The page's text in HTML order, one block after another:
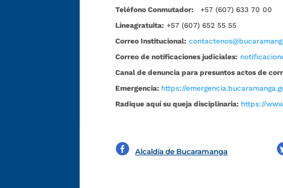
Teléfono Conmutador:
+57 (607) 633 70 00
Líneagratuita: +57 (607) 652 55 55
Correo Institucional:
Correo de notificaciones judiciales:
Canal de denuncia para presuntos actos de
Emergencia: https://
Radique aquí su queja disciplinaria: https://
Alcaldía de Bucaramanga